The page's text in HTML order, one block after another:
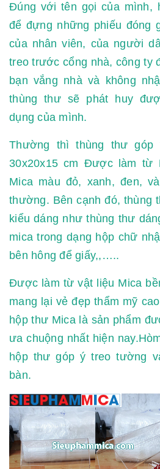
Đúng với tên gọi của mình,
để đựng những phiếu đóng
của nhân viên, của người
treo trước cổng nhà, công ty
bạn vắng nhà và không
thùng thư sẽ phát huy
dụng của mình.
Thường thì thùng thư
30x20x15 cm Được làm từ
Mica màu đỏ, xanh, đen,
thường. Bên cạnh đó, thùng
kiểu dáng như thùng thư
mica trong dạng hộp chữ
bên hông để giấy,,…..
Được làm từ vật liệu Mica
mang lại vẻ đẹp thẩm mỹ
hộp thư Mica là sản phẩm
ưa chuộng nhất hiện
hộp thư góp ý treo tường
bàn.